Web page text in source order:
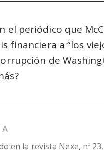
el periódico que
financiera a los
de
A
en la revista Nexe, nº